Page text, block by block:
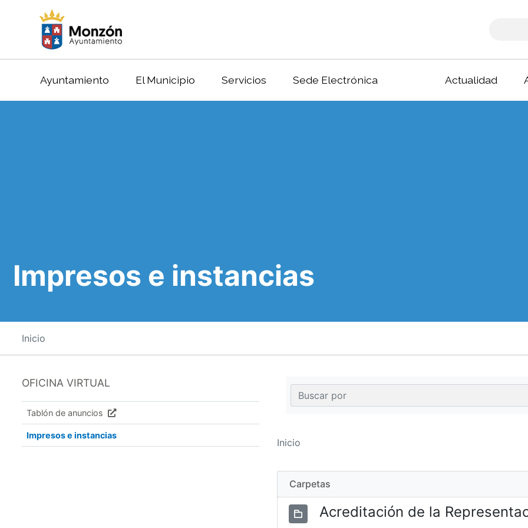
Ayuntamiento El Municipio Servicios Sede Electrónica Actualidad
Impresos e instancias
Inicio
OFICINA VIRTUAL
Tablón de anuncios
Impresos e instancias
Inicio
Carpetas
Acreditación de la